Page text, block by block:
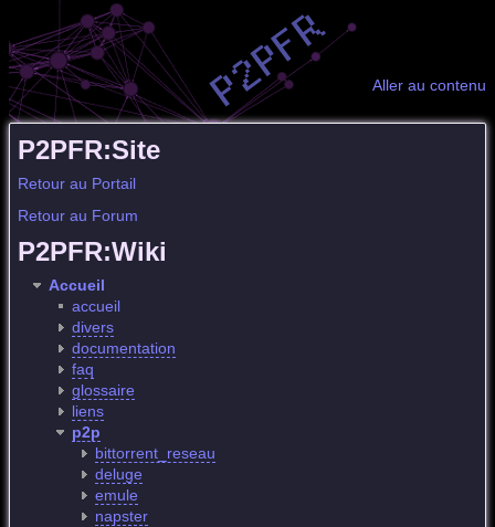
Aller au contenu
P2PFR:Site
Retour au Portail
Retour au Forum
P2PFR:Wiki
Accueil
accueil
divers
documentation
faq
glossaire
liens
p2p
bittorrent_reseau
deluge
emule
napster